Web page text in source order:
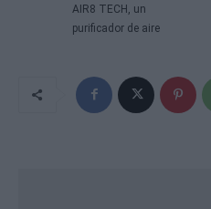
AIR8 TECH, un
purificador de aire